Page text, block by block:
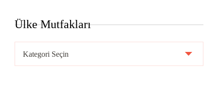
Ülke Mutfakları
Mutfakları